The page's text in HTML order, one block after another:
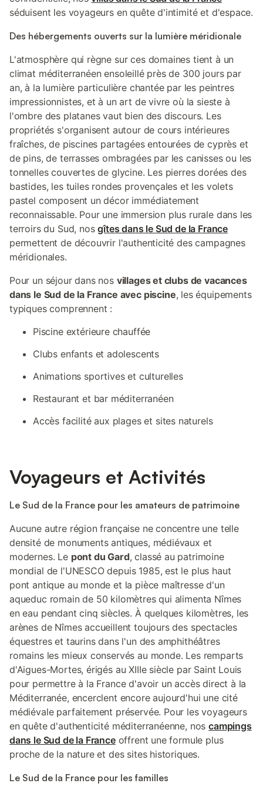
séduisent les voyageurs en quête d'intimité et d'espace.
Des hébergements ouverts sur la lumière méridionale
L'atmosphère qui règne sur ces domaines tient à un
climat méditerranéen ensoleillé près de 300 jours par
an, à la lumière particulière chantée par les peintres
impressionnistes, et à un art de vivre où la sieste à
l'ombre des platanes vaut bien des discours. Les
propriétés s'organisent autour de cours intérieures
fraîches, de piscines partagées entourées de cyprès et
de pins, de terrasses ombragées par les canisses ou les
tonnelles couvertes de glycine. Les pierres dorées des
bastides, les tuiles rondes provençales et les volets
pastel composent un décor immédiatement
reconnaissable. Pour une immersion plus rurale dans les
terroirs du Sud, nosgîtes dans le Sud de la France
permettent de découvrir l'authenticité des campagnes
méridionales.
Pour un séjour dans nos villages et clubs de vacances
dans le Sud de la France avec piscine, les équipements
typiques comprennent :
Piscine extérieure chauffée
Clubs enfants et adolescents
Animations sportives et culturelles
Restaurant et bar méditerranéen
Accès facilité aux plages et sites naturels
Voyageurs et Activités
Le Sud de la France pour les amateurs de patrimoine
Aucune autre région française ne concentre une telle
densité de monuments antiques, médiévaux et
modernes. Le pont du Gard, classé au patrimoine
mondial de l'UNESCO depuis 1985, est le plus haut
pont antique au monde et la pièce maîtresse d'un
aqueduc romain de 50 kilomètres qui alimenta Nîmes
en eau pendant cinq siècles. À quelques kilomètres, les
arènes de Nîmes accueillent toujours des spectacles
équestres et taurins dans l'un des amphithéâtres
romains les mieux conservés au monde. Les remparts
d'Aigues-Mortes, érigés au XIIIe siècle par Saint Louis
pour permettre à la France d'avoir un accès direct à la
Méditerranée, encerclent encore aujourd'hui une cité
médiévale parfaitement préservée. Pour les voyageurs
en quête d'authenticité méditerranéenne, noscampings
dans le Sud de la Franceoffrent une formule plus
proche de la nature et des sites historiques.
Le Sud de la France pour les familles